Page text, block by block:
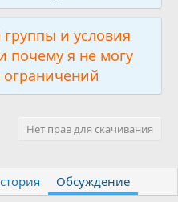
и условия
почему я не могу
ограничений
Нет прав для скачивания
Обсуждение